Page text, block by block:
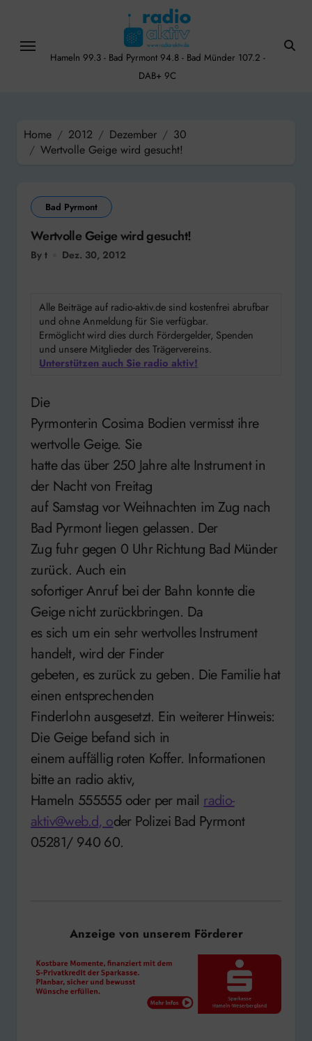
content
Hameln 99.3 - Bad Pyrmont 94.8 - Bad Münder 107.2 -
DAB+ 9C
Home 2012 Dezember
30
Wertvolle Geige wird gesucht!
Bad Pyrmont
Wertvolle Geige wird gesucht!
By t Dez. 30, 2012
Alle Beiträge auf radio-aktiv.de sind kostenfrei abrufbar
und ohne Anmeldung für Sie verfügbar.
Ermöglicht wird dies durch Fördergelder, Spenden
und unsere Mitglieder des Trägervereins.
Unterstützen auch Sie radio aktiv!
Die
Pyrmonterin Cosima Bodien vermisst ihre
wertvolle Geige. Sie
hatte das über 250 Jahre alte Instrument in
der Nacht von Freitag
auf Samstag vor Weihnachten im Zug nach
Bad Pyrmont liegen gelassen. Der
Zug fuhr gegen 0 Uhr Richtung Bad Münder
zurück. Auch ein
sofortiger Anruf bei der Bahn konnte die
Geige nicht zurückbringen. Da
es sich um ein sehr wertvolles Instrument
handelt, wird der Finder
gebeten, es zurück zu geben. Die Familie hat
einen entsprechenden
Finderlohn ausgesetzt. Ein weiterer Hinweis:
Die Geige befand sich in
einem auffällig roten Koffer. Informationen
bitte an radio aktiv,
Hameln 555555 oder per mailradio-
aktiv@web.d, oder Polizei Bad Pyrmont
05281/ 940 60.
Anzeige von unserem Förderer